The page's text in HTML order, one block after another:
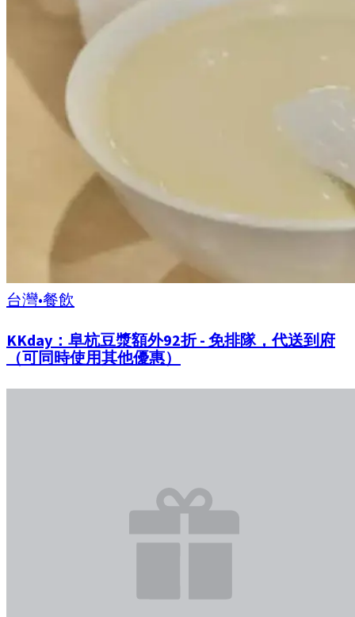
台灣•餐飲
KKday：阜杭豆漿額外92折 - 免排隊，代送到府
（可同時使用其他優惠）